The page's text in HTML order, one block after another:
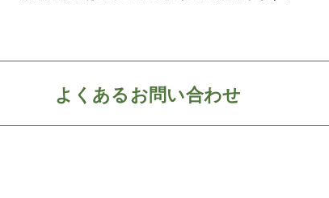
よくあるお問い合わせ